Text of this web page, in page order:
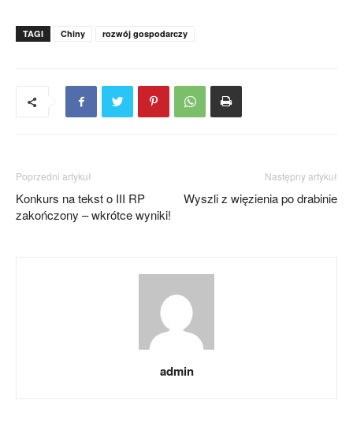
TAGI Chiny rozwój gospodarczy
Poprzedni artykuł
Konkurs na tekst o III RP
zakończony – wkrótce wyniki!
Następny artykuł
Wyszli z więzienia po drabinie
admin